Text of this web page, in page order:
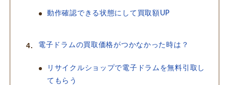
動作確認できる状態にして買取額UP
電子ドラムの買取価格がつかなかった時は？
リサイクルショップで電子ドラムを無料引取し
てもらう